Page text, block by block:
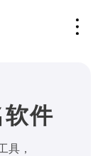
软件
具，